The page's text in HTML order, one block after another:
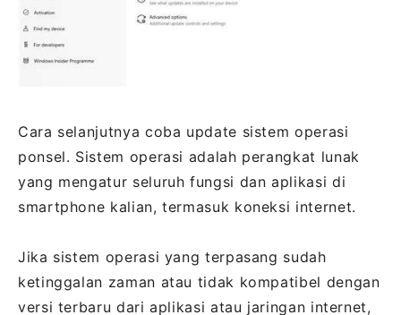
Cara selanjutnya coba update sistem operasi
ponsel. Sistem operasi adalah perangkat lunak
yang mengatur seluruh fungsi dan aplikasi di
smartphone kalian, termasuk koneksi internet.
Jika sistem operasi yang terpasang sudah
ketinggalan zaman atau tidak kompatibel dengan
versi terbaru dari aplikasi atau jaringan internet,